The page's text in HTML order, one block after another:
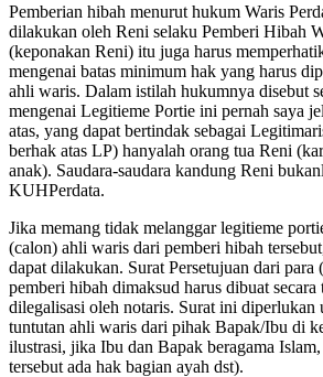
Pemberian hibah menurut hukum Waris
dilakukan oleh Reni selaku Pemberi Hibah
(keponakan Reni) itu juga harus
mengenai batas minimum hak yang harus
ahli waris. Dalam istilah hukumnya disebut
mengenai Legitieme Portie ini pernah saya
atas, yang dapat bertindak sebagai
berhak atas LP) hanyalah orang tua Reni
anak). Saudara-saudara kandung Reni
KUHPerdata.
Jika memang tidak melanggar legitieme
(calon) ahli waris dari pemberi hibah
dapat dilakukan. Surat Persetujuan dari
pemberi hibah dimaksud harus dibuat secara
dilegalisasi oleh notaris. Surat ini diperlukan
tuntutan ahli waris dari pihak Bapak/Ibu di
ilustrasi, jika Ibu dan Bapak beragama
tersebut ada hak bagian ayah dst).